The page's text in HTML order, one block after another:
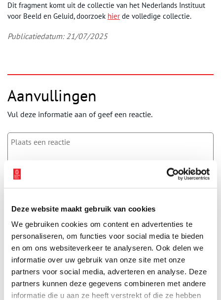
Deze website maakt gebruik van cookies
We gebruiken cookies om content en advertenties te
personaliseren, om functies voor social media te bieden
en om ons websiteverkeer te analyseren. Ook delen we
informatie over uw gebruik van onze site met onze
partners voor social media, adverteren en analyse. Deze
partners kunnen deze gegevens combineren met andere
informatie die u aan ze heeft verstrekt of die ze hebben
Dit fragment komt uit de collectie van het Nederlands Instituut
voor Beeld en Geluid, doorzoek hier de volledige collectie.
Publicatiedatum: 21/07/2025
Aanvullingen
Vul deze informatie aan of geef een reactie.
Vereiste velden zijn gemarkeerd met *. Het e-mailadres wordt niet
E-mail*
Vink dit aan als u op de hoogte gehouden wil worden.